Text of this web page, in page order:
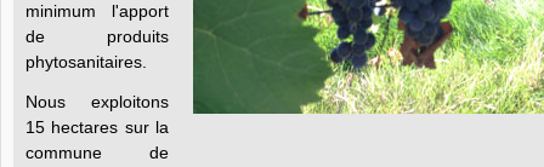
minimum l'apport
de produits
phytosanitaires.
Nous exploitons
15 hectares sur la
commune de